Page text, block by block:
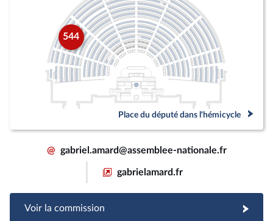
544
Place du député dans l'hémicycle
@ gabriel.amard@assemblee-nationale.fr
gabrielamard.fr
Voir la commission